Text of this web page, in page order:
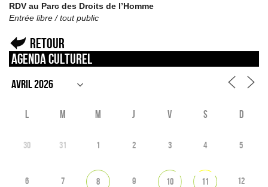
RDV au Parc des Droits de l’Homme
Entrée libre / tout public
Retour
Agenda culturel
L M M J V S D
30 31 1 2 3 4 5
6 7 8 9 10 11 12